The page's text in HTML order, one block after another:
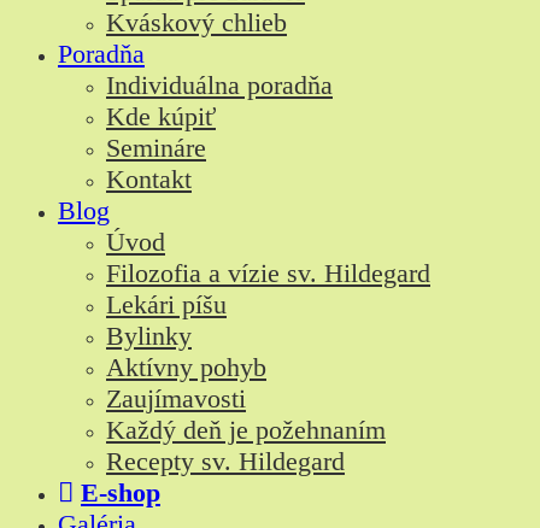
Kváskový chlieb
Poradňa
Individuálna poradňa
Kde kúpiť
Semináre
Kontakt
Blog
Úvod
Filozofia a vízie sv. Hildegard
Lekári píšu
Bylinky
Aktívny pohyb
Zaujímavosti
Každý deň je požehnaním
Recepty sv. Hildegard
E-shop